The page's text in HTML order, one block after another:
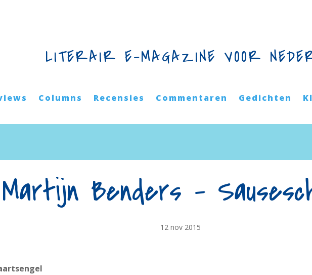
LITERAIR E-MAGAZINE VOOR
Columns Recensies Commentaren Gedichten
Martijn Benders –
12 nov 2015